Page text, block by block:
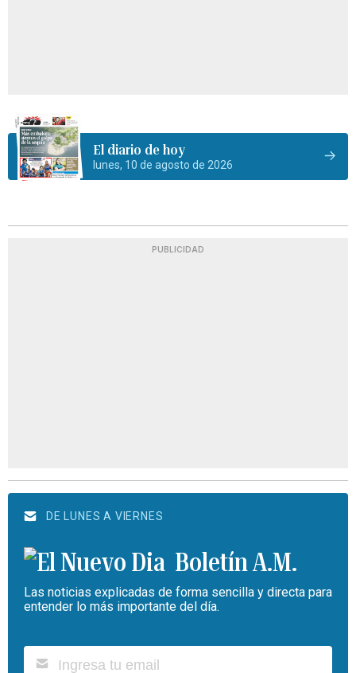
El diario de hoy
lunes, 10 de agosto de 2026
PUBLICIDAD
DE LUNES A VIERNES
Boletín A.M.
Las noticias explicadas de forma sencilla y directa para
entender lo más importante del día.